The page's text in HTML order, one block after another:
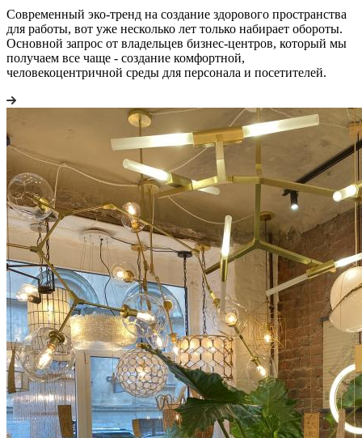
Современный эко-тренд на создание здорового пространства
для работы, вот уже несколько лет только набирает обороты.
Основной запрос от владельцев бизнес-центров, который мы
получаем все чаще - создание комфортной,
человекоцентричной среды для персонала и посетителей.